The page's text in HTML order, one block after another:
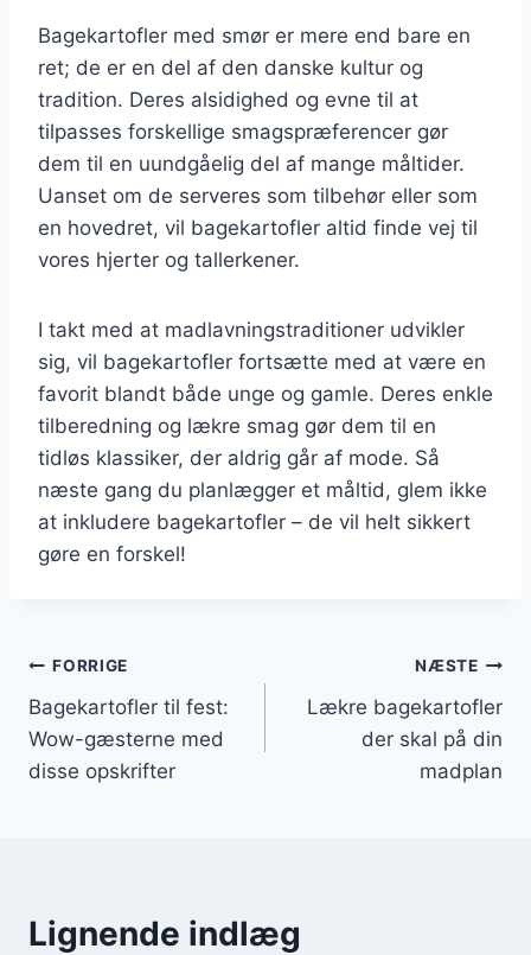
Bagekartofler med smør er mere end bare en
ret; de er en del af den danske kultur og
tradition. Deres alsidighed og evne til at
tilpasses forskellige smagspræferencer gør
dem til en uundgåelig del af mange måltider.
Uanset om de serveres som tilbehør eller som
en hovedret, vil bagekartofler altid finde vej til
vores hjerter og tallerkener.
I takt med at madlavningstraditioner udvikler
sig, vil bagekartofler fortsætte med at være en
favorit blandt både unge og gamle. Deres enkle
tilberedning og lækre smag gør dem til en
tidløs klassiker, der aldrig går af mode. Så
næste gang du planlægger et måltid, glem ikke
at inkludere bagekartofler – de vil helt sikkert
gøre en forskel!
Indlægsnavigation
FORRIGE
Bagekartofler til fest:
Wow-gæsterne med
disse opskrifter
NÆSTE
Lækre bagekartofler
der skal på din
madplan
Lignende indlæg